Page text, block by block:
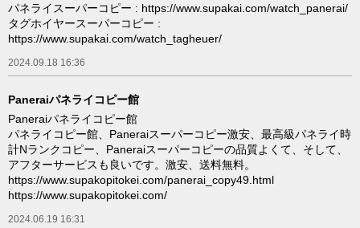
パネライスーパーコピー : https://www.supakai.com/watch_panerai/
タグホイヤースーパーコピー :
https://www.supakai.com/watch_tagheuer/
2024.09.18 16:36
Paneraiパネライコピー館
Paneraiパネライコピー館
パネライコピー館、Paneraiスーパーコピー激安、最高級パネライ時
計Nランクコピー、Paneraiスーパーコピーの品質よくて、そして、
アフターサービスも良いです。激安、送料無料。
https://www.supakopitokei.com/panerai_copy49.html
https://www.supakopitokei.com/
2024.06.19 16:31